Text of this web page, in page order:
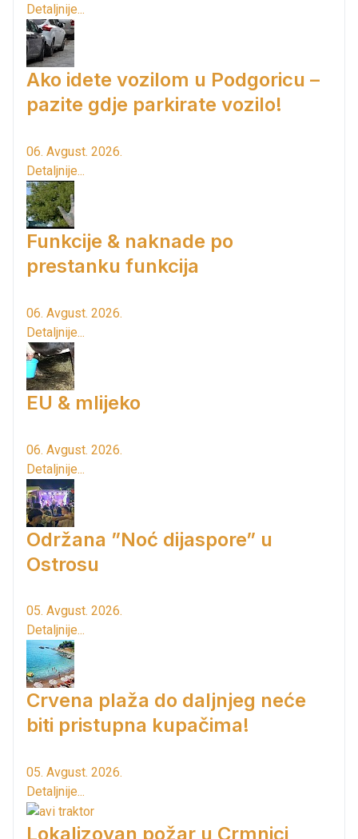
Detaljnije...
Ako idete vozilom u Podgoricu –
pazite gdje parkirate vozilo!
06. Avgust. 2026.
Detaljnije...
Funkcije & naknade po
prestanku funkcija
06. Avgust. 2026.
Detaljnije...
EU & mlijeko
06. Avgust. 2026.
Detaljnije...
Održana ”Noć dijaspore” u
Ostrosu
05. Avgust. 2026.
Detaljnije...
Crvena plaža do daljnjeg neće
biti pristupna kupačima!
05. Avgust. 2026.
Detaljnije...
Lokalizovan požar u Crmnici